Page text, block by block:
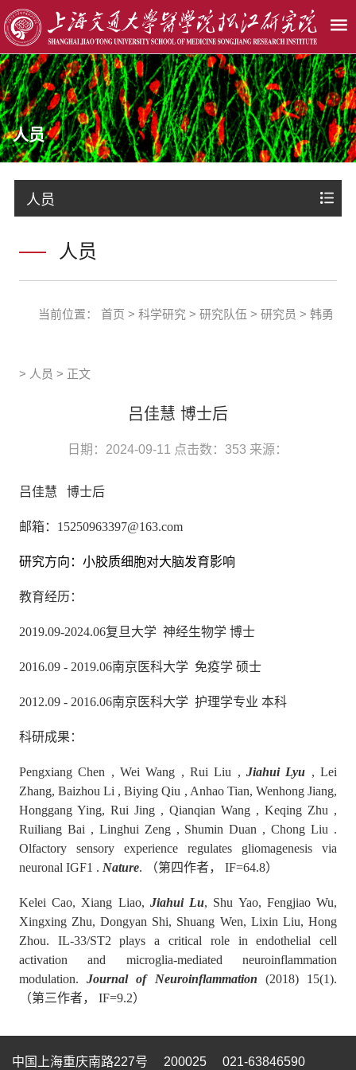
人员
人员
人员
当前位置： 首页 > 科学研究 > 研究队伍 > 研究员 > 韩勇
> 人员 > 正文
吕佳慧 博士后
日期：2024-09-11 点击数：353 来源：
吕佳慧 博士后
邮箱： 15250963397@163.com
研究方向：小胶质细胞对大脑发育影响
教育经历：
2019.09-2024.06复旦大学 神经生物学 博士
2016.09 - 2019.06南京医科大学 免疫学 硕士
2012.09 - 2016.06南京医科大学 护理学专业 本科
科研成果：
Pengxiang Chen , Wei Wang , Rui Liu ,Jiahui Lyu , Lei
Zhang, Baizhou Li , Biying Qiu , Anhao Tian, Wenhong Jiang,
Honggang Ying, Rui Jing , Qianqian Wang , Keqing Zhu ,
Ruiliang Bai , Linghui Zeng , Shumin Duan , Chong Liu .
Olfactory sensory experience regulates gliomagenesis via
neuronal IGF1 . Nature. （第四作者， IF=64.8）
Kelei Cao, Xiang Liao, Jiahui Lu, Shu Yao, Fengjiao Wu,
Xingxing Zhu, Dongyan Shi, Shuang Wen, Lixin Liu, Hong
Zhou. IL-33/ST2 plays a critical role in endothelial cell
activation and microglia-mediated neuroinflammation
modulation.Journal of Neuroinflammation (2018) 15(1).
（第三作者，
IF=9.2）
中国上海重庆南路227号 200025 021-63846590